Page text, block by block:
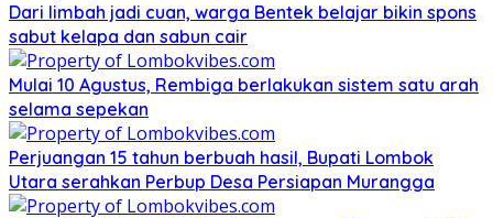
Dari limbah jadi cuan, warga Bentek belajar bikin spons
sabut kelapa dan sabun cair
Mulai 10 Agustus, Rembiga berlakukan sistem satu arah
selama sepekan
Perjuangan 15 tahun berbuah hasil, Bupati Lombok
Utara serahkan Perbup Desa Persiapan Murangga